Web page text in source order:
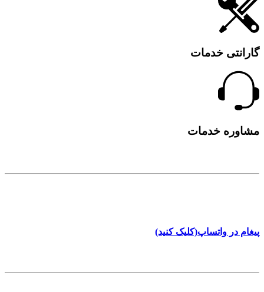
گارانتی خدمات
مشاوره خدمات
پیغام در واتساپ(کلیک کنید)